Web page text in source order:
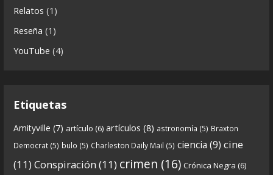
parte-2-la-forja-audios-mp3_rf_67540152_1.html
Continuamos el especial Qanon con esta segunda
6 0 View on facebook
Crónicas de Nantucket
Relatos (1)
Reseña (1)
YouTube (4)
Etiquetas
Amityville (7) artículo (6) artículos (8) astronomía (5) Braxton
Democrat (5) bulo (5) Charleston Daily Mail (5) ciencia (9) cine
(11) Conspiración (11) crimen (16) Crónica Negra (6)